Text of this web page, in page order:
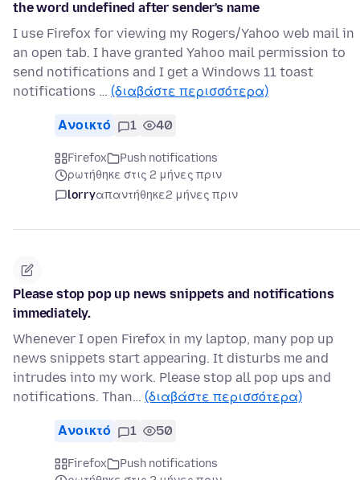
the word undefined after sender's name
I use Firefox for viewing my Rogers/Yahoo web mail in
an open tab. I have granted Yahoo mail permission to
send notifications and I get a Windows 11 toast
notifications … (διαβάστε περισσότερα)
Ανοικτό 1 40
Firefox
Push notifications
ρωτήθηκε στις 2 μήνες πριν
lorryαπαντήθηκε2 μήνες πριν
Please stop pop up news snippets and notifications
immediately.
Whenever I open Firefox in my laptop, many pop up
news snippets start appearing. It disturbs me and
intrudes into my work. Please stop all pop ups and
notifications. Than… (διαβάστε περισσότερα)
Ανοικτό 1 50
Firefox
Push notifications